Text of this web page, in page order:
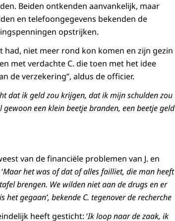
Beiden ontkenden aanvankelijk, maar
en telefoongegevens bekenden de
opstrijken.
had, niet meer rond kon komen en zijn gezin
met verdachte C. die toen met het idee
de verzekering”, aldus de officier.
dat ik geld zou krijgen, dat ik mijn schulden zou
een klein beetje branden, een beetje geld
van de financiële problemen van J. en
Maar het was of dat of alles failliet, die man heeft
brengen. We wilden niet aan de drugs en er
gegaan’, bekende C. tegenover de recherche
heeft gesticht: ‘Ik loop naar de zaak, ik